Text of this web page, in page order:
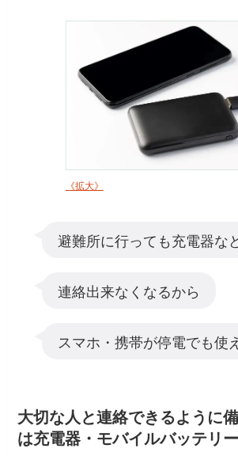
《拡大》
避難所に行っても充電器な
連絡出来なくなるから
スマホ・携帯が停電でも使
大切な人と連絡できるように
は充電器・モバイルバッテリー